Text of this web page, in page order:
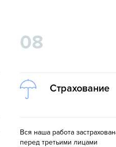
08
Страхование
Вся наша работа
перед третьими лицами